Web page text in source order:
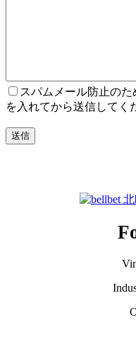
スパムメール防止の
を入れてから送信してく